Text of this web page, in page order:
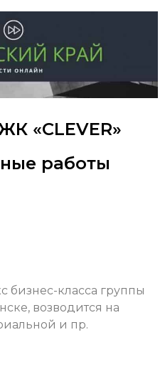
«CLEVER»
работы
класса группы
возводится на
и пр.